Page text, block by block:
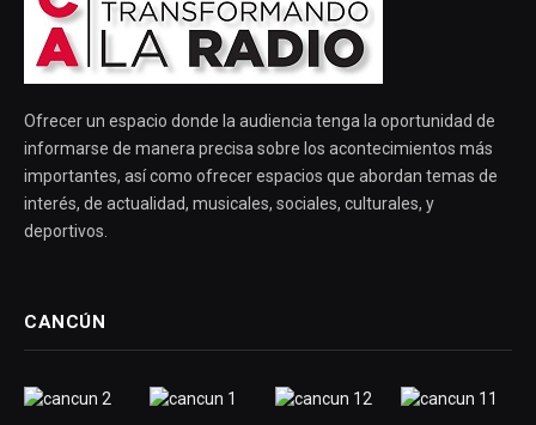
Ofrecer un espacio donde la audiencia tenga la oportunidad de
informarse de manera precisa sobre los acontecimientos más
importantes, así como ofrecer espacios que abordan temas de
interés, de actualidad, musicales, sociales, culturales, y
deportivos.
CANCÚN